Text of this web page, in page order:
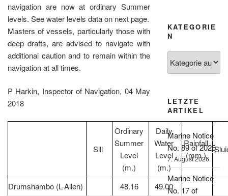
navigation are now at ordinary Summer
levels. See water levels data on next page.
Masters of vessels, particularly those with
deep drafts, are advised to navigate with
additional caution and to remain within the
navigation at all times.
P Harkin, Inspector of Navigation, 04 May
2018
Sill
Ordinary
Summer
Level
(m.)
Daily
Water
Level
(m.)
Rainfall
(mm.)
Drumshambo (L-Allen) 48.16 49.00
KATEGORIE
N
LETZTE
ARTIKEL
Marine Notice
No. 89 of 2026
7. August 2026
Marine Notice
No. 17 of